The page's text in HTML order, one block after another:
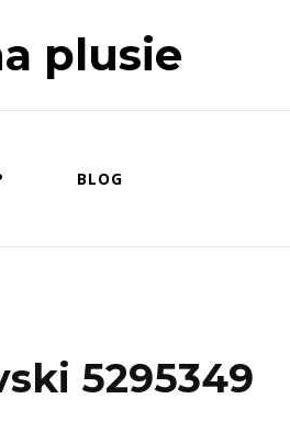
plusie
BLOG
5295349